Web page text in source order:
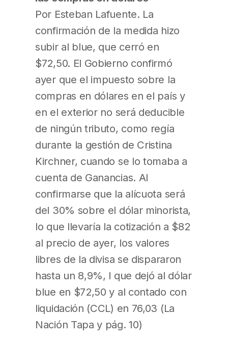
Por Esteban Lafuente. La
confirmación de la medida hizo
subir al blue, que cerró en
$72,50. El Gobierno confirmó
ayer que el impuesto sobre la
compras en dólares en el país y
en el exterior no será deducible
de ningún tributo, como regía
durante la gestión de Cristina
Kirchner, cuando se lo tomaba a
cuenta de Ganancias. Al
confirmarse que la alícuota será
del 30% sobre el dólar minorista,
lo que llevaría la cotización a $82
al precio de ayer, los valores
libres de la divisa se dispararon
hasta un 8,9%, l que dejó al dólar
blue en $72,50 y al contado con
liquidación (CCL) en 76,03 (La
Nación Tapa y pág. 10)